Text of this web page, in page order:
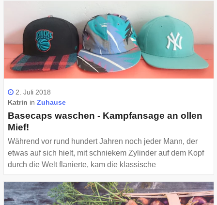
durch Chlor (was oft in Bleichmitteln benutzt wird) gereizt
wird und sogar Allergien hervorrufen kann. Um dem
entgegenzuwirken, kannst du super einfach ein natürliches
Bleichmittel selbst machen - mit nur 3 Zutaten!
2. Juli 2018
Katrin in Zuhause
Basecaps waschen - Kampfansage an ollen
Mief!
Während vor rund hundert Jahren noch jeder Mann, der
etwas auf sich hielt, mit schniekem Zylinder auf dem Kopf
durch die Welt flanierte, kam die klassische
Kopfbedeckung irgendwann aus der Mode. Was früher
also des Mannes Hut, ist heute das Basecap.